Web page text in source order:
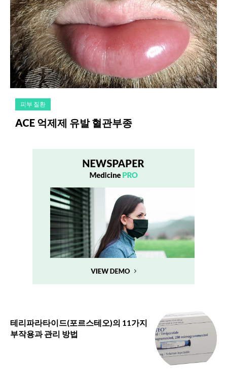
피부 질환
ACE 억제제 유발 혈관부종
테리파라타이드(포르스테오)의 11가지
부작용과 관리 방법